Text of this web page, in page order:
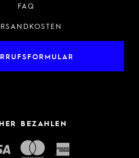
FAQ
BEZAHLEN